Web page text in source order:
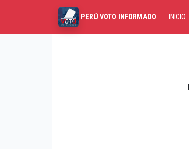
PERÚ VOTO INFORMADO INICIO